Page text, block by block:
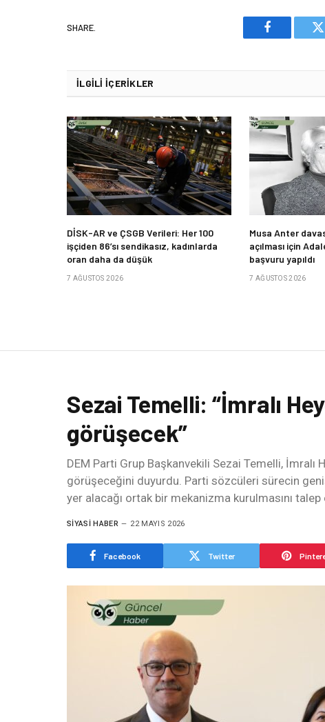
SHARE.
Facebook
İLGILI İÇERIKLER
DİSK-AR ve ÇSGB Verileri: Her 100
işçiden 86’sı sendikasız, kadınlarda
oran daha da düşük
7 AĞUSTOS 2026
Musa Anter
açılması için
başvuru yapıldı
7 AĞUSTOS 2026
Sezai Temelli: “İmralı
görüşecek”
DEM Parti Grup Başkanvekili Sezai Temelli,
görüşeceğini duyurdu. Parti sözcüleri sürecin
yer alacağı ortak bir mekanizma kurulmasını talep
SIYASI HABER 22 MAYIS 2026
Facebook Twitter